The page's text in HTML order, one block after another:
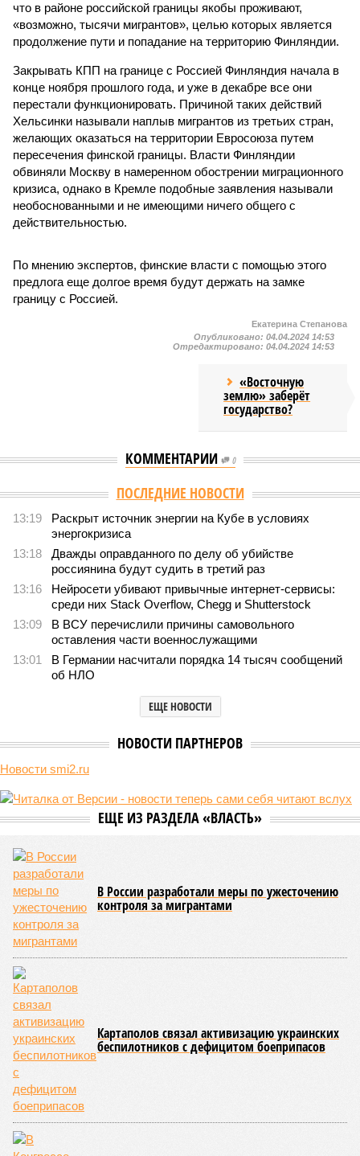
что в районе российской границы якобы проживают,
«возможно, тысячи мигрантов», целью которых является
продолжение пути и попадание на территорию Финляндии.
Закрывать КПП на границе с Россией Финляндия начала в
конце ноября прошлого года, и уже в декабре все они
перестали функционировать. Причиной таких действий
Хельсинки называли наплыв мигрантов из третьих стран,
желающих оказаться на территории Евросоюза путем
пересечения финской границы. Власти Финляндии
обвиняли Москву в намеренном обострении миграционного
кризиса, однако в Кремле подобные заявления называли
необоснованными и не имеющими ничего общего с
действительностью.
По мнению экспертов, финские власти с помощью этого
предлога еще долгое время будут держать на замке
границу с Россией.
Екатерина Степанова
Опубликовано: 04.04.2024 14:53
Отредактировано: 04.04.2024 14:53
«Восточную
землю» заберёт
государство?
КОММЕНТАРИИ 0
ПОСЛЕДНИЕ НОВОСТИ
13:19
Раскрыт источник энергии на Кубе в условиях
энергокризиса
13:18
Дважды оправданного по делу об убийстве
россиянина будут судить в третий раз
13:16
Нейросети убивают привычные интернет-сервисы:
среди них Stack Overflow, Chegg и Shutterstock
13:09
В ВСУ перечислили причины самовольного
оставления части военнослужащими
13:01
В Германии насчитали порядка 14 тысяч сообщений
об НЛО
ЕЩЕ НОВОСТИ
НОВОСТИ ПАРТНЕРОВ
Новости smi2.ru
ЕЩЕ ИЗ РАЗДЕЛА «ВЛАСТЬ»
В России разработали меры по ужесточению
контроля за мигрантами
Картаполов связал активизацию украинских
беспилотников с дефицитом боеприпасов